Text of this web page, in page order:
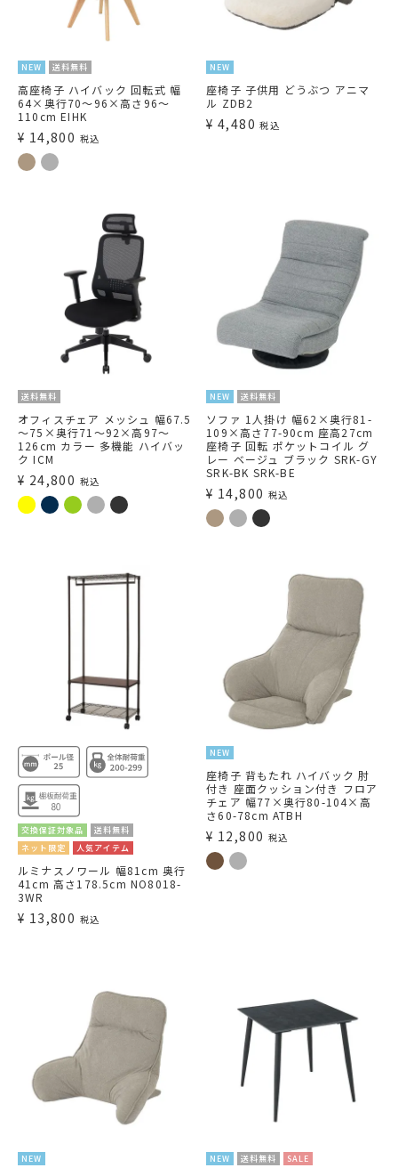
NEW 送料無料
高座椅子 ハイバック 回転式 幅
64×奥行70～96×高さ96～
110cm EIHK
¥ 14,800 税込
NEW
座椅子 子供用 どうぶつ アニマ
ル ZDB2
¥ 4,480 税込
送料無料
オフィスチェア メッシュ 幅67.5
～75×奥行71～92×高97～
126cm カラー 多機能 ハイバッ
ク ICM
¥ 24,800 税込
NEW 送料無料
ソファ 1人掛け 幅62×奥行81-
109×高さ77-90cm 座高27cm
座椅子 回転 ポケットコイル グ
レー ベージュ ブラック SRK-GY
SRK-BK SRK-BE
¥ 14,800 税込
交換保証対象品
送料無料
ネット限定
人気アイテム
ルミナスノワール 幅81cm 奥行
41cm 高さ178.5cm NO8018-
3WR
¥ 13,800 税込
NEW
座椅子 背もたれ ハイバック 肘
付き 座面クッション付き フロア
チェア 幅77×奥行80-104×高
さ60-78cm ATBH
¥ 12,800 税込
NEW NEW 送料無料 SALE